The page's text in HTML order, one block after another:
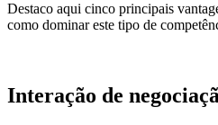
Destaco aqui cinco principais
como dominar este tipo de
Interação de